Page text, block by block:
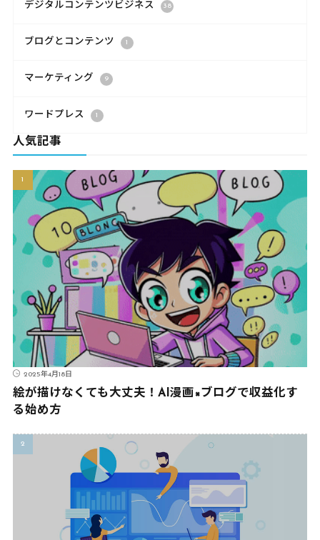
デジタルコンテンツビジネス 38
ブログとコンテンツ 1
マーケティング 9
ワードプレス 1
人気記事
2025年4月18日
絵が描けなくても大丈夫！AI漫画×ブログで収益化す
る始め方